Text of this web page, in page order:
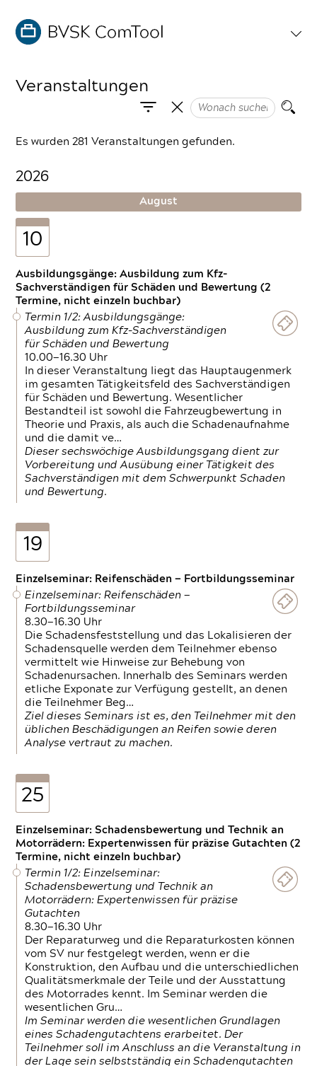
Veranstaltungen
Es wurden 281 Veranstaltungen gefunden.
2026
August
10
Ausbildungsgänge: Ausbildung zum Kfz-
Sachverständigen für Schäden und Bewertung (2
Termine, nicht einzeln buchbar)
Termin 1/2: Ausbildungsgänge:
Ausbildung zum Kfz-Sachverständigen
für Schäden und Bewertung
10.00—16.30 Uhr
In dieser Veranstaltung liegt das Hauptaugenmerk
im gesamten Tätigkeitsfeld des Sachverständigen
für Schäden und Bewertung. Wesentlicher
Bestandteil ist sowohl die Fahrzeugbewertung in
Theorie und Praxis, als auch die Schadenaufnahme
und die damit ve…
Dieser sechswöchige Ausbildungsgang dient zur
Vorbereitung und Ausübung einer Tätigkeit des
Sachverständigen mit dem Schwerpunkt Schaden
und Bewertung.
19
Einzelseminar: Reifenschäden — Fortbildungsseminar
Einzelseminar: Reifenschäden —
Fortbildungsseminar
8.30—16.30 Uhr
Die Schadensfeststellung und das Lokalisieren der
Schadensquelle werden dem Teilnehmer ebenso
vermittelt wie Hinweise zur Behebung von
Schadenursachen. Innerhalb des Seminars werden
etliche Exponate zur Verfügung gestellt, an denen
die Teilnehmer Beg…
Ziel dieses Seminars ist es, den Teilnehmer mit den
üblichen Beschädigungen an Reifen sowie deren
Analyse vertraut zu machen.
25
Einzelseminar: Schadensbewertung und Technik an
Motorrädern: Expertenwissen für präzise Gutachten (2
Termine, nicht einzeln buchbar)
Termin 1/2: Einzelseminar:
Schadensbewertung und Technik an
Motorrädern: Expertenwissen für präzise
Gutachten
8.30—16.30 Uhr
Der Reparaturweg und die Reparaturkosten können
vom SV nur festgelegt werden, wenn er die
Konstruktion, den Aufbau und die unterschiedlichen
Qualitätsmerkmale der Teile und der Ausstattung
des Motorrades kennt. Im Seminar werden die
wesentlichen Gru…
Im Seminar werden die wesentlichen Grundlagen
eines Schadengutachtens erarbeitet. Der
Teilnehmer soll im Anschluss an die Veranstaltung in
der Lage sein selbstständig ein Schadengutachten